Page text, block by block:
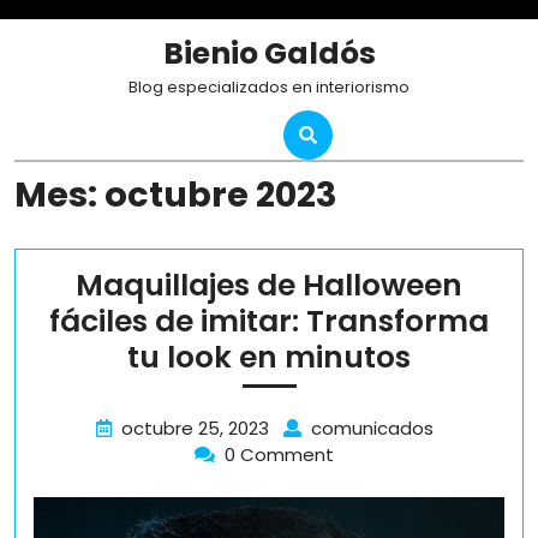
Bienio Galdós
Blog especializados en interiorismo
Mes: octubre 2023
Maquillajes de Halloween
fáciles de imitar: Transforma
tu look en minutos
de
octubre 25, 2023octubre
25,
comunicadosMaquillajes
fáciles
0 Comment